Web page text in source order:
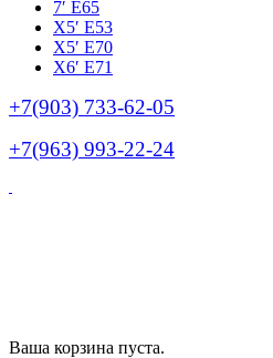
7′ E65
Х5′ E53
X5′ E70
X6′ E71
+7(903) 733-62-05
+7(963) 993-22-24
Ваша корзина пуста.